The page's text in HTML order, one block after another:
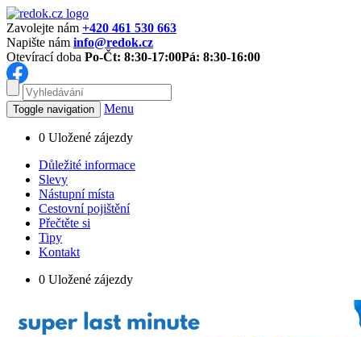
Zavolejte nám +420 461 530 663
Napište nám info@redok.cz
Otevírací doba Po-Čt: 8:30-17:00Pá: 8:30-16:00
Toggle navigation Menu
0 Uložené zájezdy
Důležité informace
Slevy
Nástupní místa
Cestovní pojištění
Přečtěte si
Tipy
Kontakt
0 Uložené zájezdy